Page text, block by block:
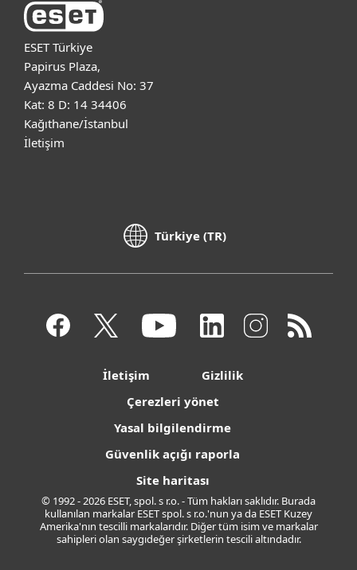
ESET Türkiye
Papirus Plaza,
Ayazma Caddesi No: 37
Kat: 8 D: 14 34406
Kağıthane/İstanbul
İletişim
Türkiye (TR)
İletişim
Gizlilik
Çerezleri yönet
Yasal bilgilendirme
Güvenlik açığı raporla
Site haritası
© 1992 - 2026 ESET, spol. s r.o. - Tüm hakları saklıdır. Burada
kullanılan markalar ESET spol. s r.o.'nun ya da ESET Kuzey
Amerika'nın tescilli markalarıdır. Diğer tüm isim ve markalar
sahipleri olan saygıdeğer şirketlerin tescili altındadır.